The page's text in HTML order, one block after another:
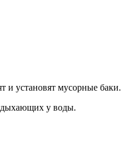
и установят мусорные баки.
у воды.